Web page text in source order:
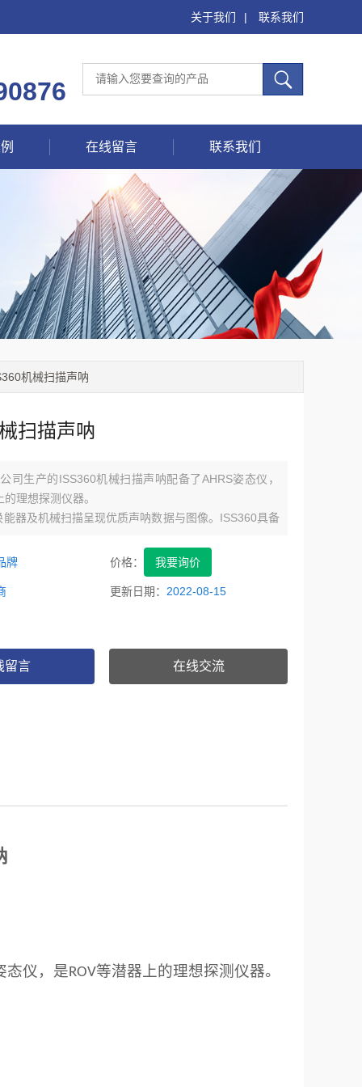
关于我们 | 联系我们
在线留言 联系我们
机械扫描声呐
扫描声呐
司生产的ISS360机械扫描声呐配备了AHRS姿态仪，
理想探测仪器。
器及机械扫描呈现优质声呐数据与图像。ISS360具备
牌
价格： 我要询价
更新日期： 2022-08-15
留言 在线交流
态仪，是ROV等潜器上的理想探测仪器。